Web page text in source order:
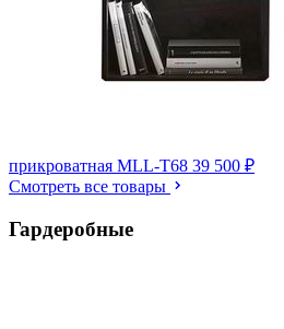
прикроватная MLL-T68 39 500 ₽
Смотреть все товары
Гардеробные